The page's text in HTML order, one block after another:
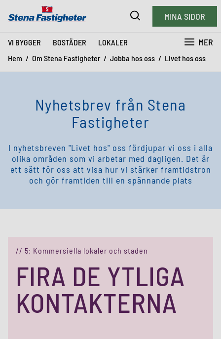
VI BYGGER BOSTÄDER LOKALER MER
MINA SIDOR
Hem Om Stena Fastigheter Jobba hos oss Livet hos oss
Nyhetsbrev från Stena
Fastigheter
I nyhetsbreven "Livet hos" oss fördjupar vi oss i alla
olika områden som vi arbetar med dagligen. Det är
ett sätt för oss att visa hur vi stärker framtidstron
och gör framtiden till en spännande plats
// 5: Kommersiella lokaler och staden
FIRA DE YTLIGA
KONTAKTERNA